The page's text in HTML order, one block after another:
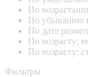
По
По убыванию
По дате
По возрасту:
По возрасту:
Фильтры